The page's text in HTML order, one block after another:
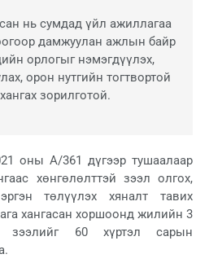
нь сумдад үйл ажиллагаа
дамжуулан ажлын байр
орлогыг нэмэгдүүлэх,
орон нутгийн тогтвортой
зорилготой.
оны А/361 дүгээр тушаалаар
хөнгөлөлттэй зээл олгох,
төлүүлэх хяналт тавих
хангасан хоршоонд жилийн 3
зээлийг 60 хүртэл сарын